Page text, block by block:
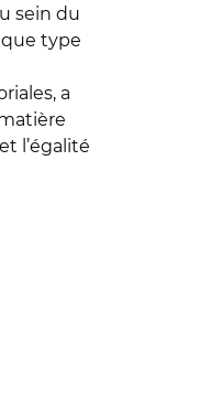
sein du
type
a
l’égalité